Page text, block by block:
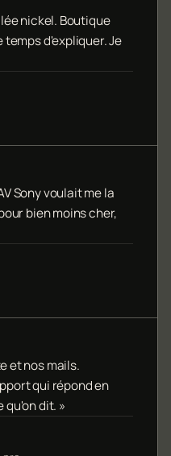
nickel. Boutique
d'expliquer. Je
Sony voulait me la
bien moins cher,
et nos mails.
qui répond en
dit. »